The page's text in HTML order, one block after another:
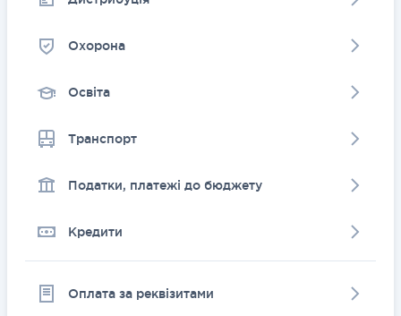
Охорона
Освіта
Транспорт
Податки, платежі до бюджету
Кредити
Оплата за реквізитами